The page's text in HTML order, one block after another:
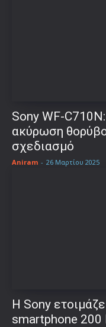
Sony WF-
ακύρωση
σχεδιασμό
Aniram - 26 Μαρτίου 2025
Η Sony
smartphone 200